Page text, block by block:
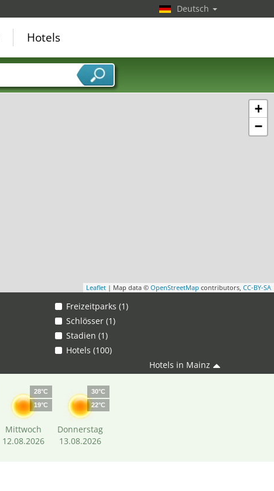
+
−
Leaflet | Map data © OpenStreetMap contributors, CC-BY-SA
Freizeitparks (1)
Schlösser (1)
Stadien (1)
Hotels (100)
Hotels in Mainz
28°C
19°C
Mittwoch
12.08.2026
30°C
22°C
Donnerstag
13.08.2026
Deutsch
Hotels